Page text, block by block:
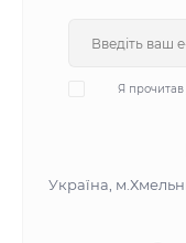
Я прочитав
Україна,